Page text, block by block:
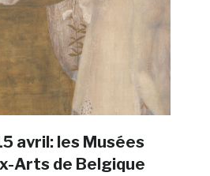
avril: les Musées
Arts de Belgique